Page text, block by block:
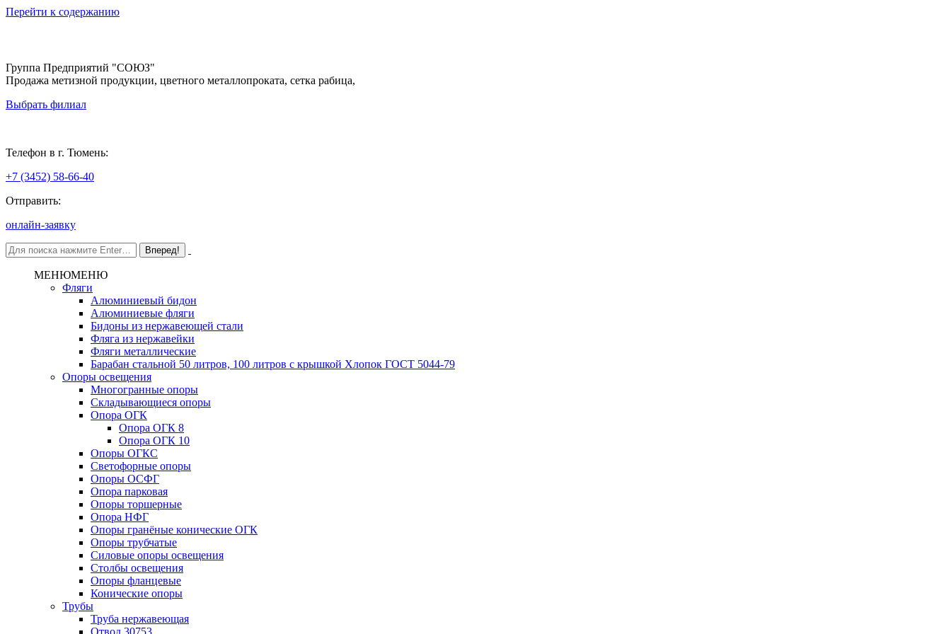
Перейти к содержанию
Группа Предприятий "СОЮЗ"
Продажа метизной продукции, цветного металлопроката, сетка рабица,
Выбрать филиал
Телефон в г. Тюмень:
+7 (3452) 58-66-40
Отправить:
онлайн-заявку
МЕНЮМЕНЮ
Фляги
Алюминиевый бидон
Алюминиевые фляги
Бидоны из нержавеющей стали
Фляга из нержавейки
Фляги металлические
Барабан стальной 50 литров, 100 литров с крышкой Хлопок ГОСТ 5044-79
Опоры освещения
Многогранные опоры
Складывающиеся опоры
Опора ОГК
Опора ОГК 8
Опора ОГК 10
Опоры ОГКС
Светофорные опоры
Опоры ОСФГ
Опора парковая
Опоры торшерные
Опора НФГ
Опоры гранёные конические ОГК
Опоры трубчатые
Силовые опоры освещения
Столбы освещения
Опоры фланцевые
Конические опоры
Трубы
Труба нержавеющая
Отвод 30753